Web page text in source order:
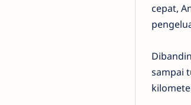
cepat,
sampai